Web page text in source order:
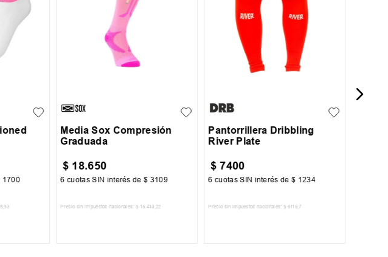
1700
,93
Media Sox Compresión
Graduada
$ 18.650
6 cuotas SIN interés de$ 3109
Precio sin impuestos nacionales: $ 15.413 ,22
Pantorrillera Dribbling
River Plate
$ 7400
6 cuotas SIN interés de$ 1234
Precio sin impuestos nacionales: $ 6115,7